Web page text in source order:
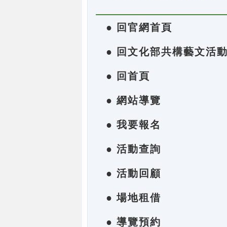
● 回官網首頁
● 回文化部共構藝文活
● 回首頁
● 網站導覽
● 我要報名
● 活動查詢
● 活動回顧
● 場地租借
● 導覽預約